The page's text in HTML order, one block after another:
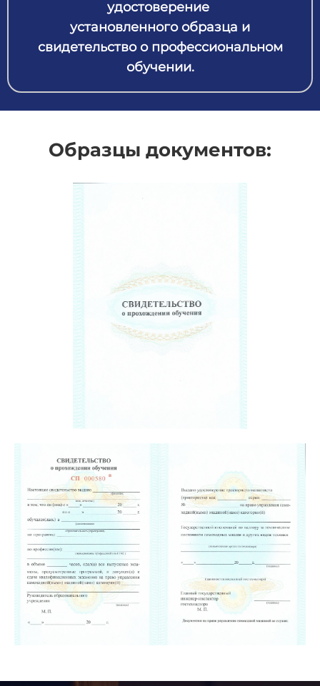
удостоверение
установленного образца и
свидетельство о профессиональном
обучении.
Образцы документов: